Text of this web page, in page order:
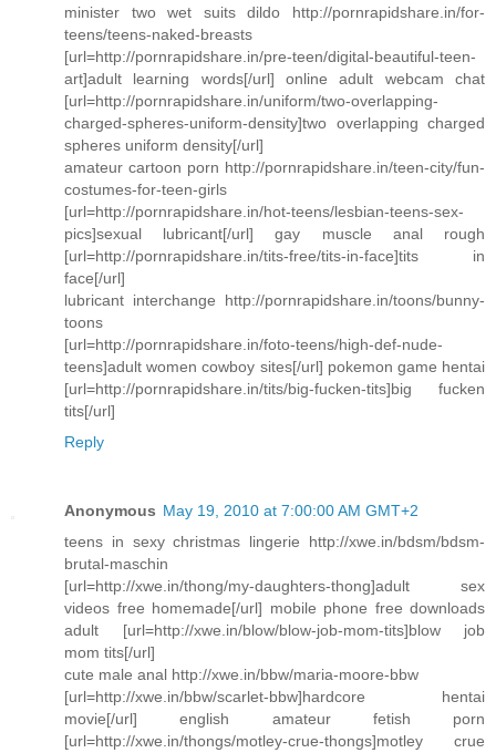
minister two wet suits dildo http://pornrapidshare.in/for-
teens/teens-naked-breasts
[url=http://pornrapidshare.in/pre-teen/digital-beautiful-teen-
art]adult learning words[/url] online adult webcam chat
[url=http://pornrapidshare.in/uniform/two-overlapping-
charged-spheres-uniform-density]two overlapping charged
spheres uniform density[/url]
amateur cartoon porn http://pornrapidshare.in/teen-city/fun-
costumes-for-teen-girls
[url=http://pornrapidshare.in/hot-teens/lesbian-teens-sex-
pics]sexual lubricant[/url] gay muscle anal rough
[url=http://pornrapidshare.in/tits-free/tits-in-face]tits in
face[/url]
lubricant interchange http://pornrapidshare.in/toons/bunny-
toons
[url=http://pornrapidshare.in/foto-teens/high-def-nude-
teens]adult women cowboy sites[/url] pokemon game hentai
[url=http://pornrapidshare.in/tits/big-fucken-tits]big fucken
tits[/url]
Reply
Anonymous May 19, 2010 at 7:00:00 AM GMT+2
teens in sexy christmas lingerie http://xwe.in/bdsm/bdsm-
brutal-maschin
[url=http://xwe.in/thong/my-daughters-thong]adult sex
videos free homemade[/url] mobile phone free downloads
adult [url=http://xwe.in/blow/blow-job-mom-tits]blow job
mom tits[/url]
cute male anal http://xwe.in/bbw/maria-moore-bbw
[url=http://xwe.in/bbw/scarlet-bbw]hardcore hentai
movie[/url] english amateur fetish porn
[url=http://xwe.in/thongs/motley-crue-thongs]motley crue